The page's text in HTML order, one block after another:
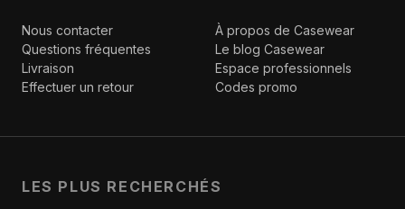
Nous contacter
Questions fréquentes
Livraison
Effectuer un retour
À propos de Casewear
Le blog Casewear
Espace professionnels
Codes promo
LES PLUS RECHERCHÉS